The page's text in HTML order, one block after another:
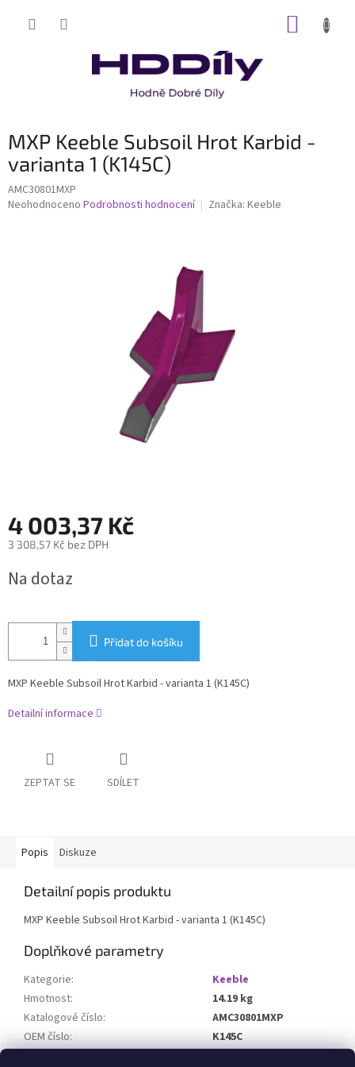
MXP Keeble Subsoil Hrot Karbid -
varianta 1 (K145C)
AMC30801MXP
Průměrné
Neohodnoceno Podrobnosti hodnocení Značka: Keeble
4 003,37 Kč
3 308,57 Kč bez DPH
cena:
Na dotaz
Přidat do košíku
MXP Keeble Subsoil Hrot Karbid - varianta 1 (K145C)
Detailní informace
ZEPTAT SE SDÍLET
Popis Diskuze
Detailní popis produktu
MXP Keeble Subsoil Hrot Karbid - varianta 1 (K145C)
Doplňkové parametry
Kategorie:
Keeble
Hmotnost:
14.19 kg
Katalogové číslo:
AMC30801MXP
OEM číslo:
K145C